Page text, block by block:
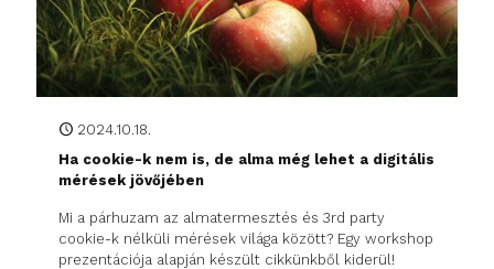
2024.10.18.
Ha cookie-k nem is, de alma még lehet a digitális
mérések jövőjében
Mi a párhuzam az almatermesztés és 3rd party
cookie-k nélküli mérések világa között? Egy workshop
prezentációja alapján készült cikkünkből kiderül!